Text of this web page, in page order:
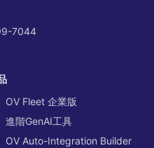
7044
OV Fleet 企業版
進階GenAI工具
OV Auto-Integration Builder